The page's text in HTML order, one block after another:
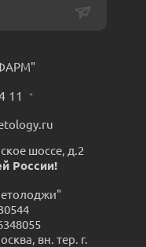
11
шоссе, д.2
России!
вн. тер. г.